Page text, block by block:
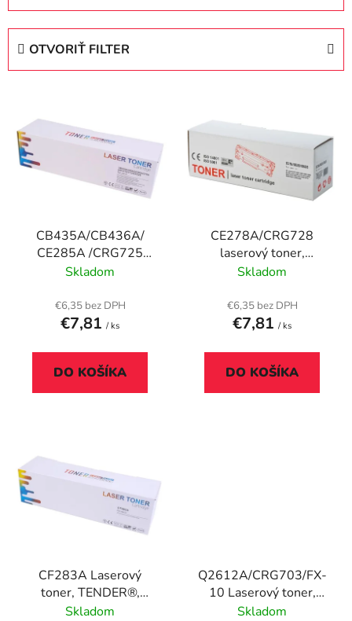
d
o
OTVORIŤ FILTER
p
CB435A/CB436A/
CE285A /CRG725
Laserový toner,
čierna, 2k
Skladom
€6,35 bez DPH
€7,81 / ks
DO KOŠÍKA
CE278A/CRG728
laserový toner,
univerzálny, TENDER®,
Skladom
€6,35 bez DPH
€7,81 / ks
DO KOŠÍKA
CF283A Laserový
toner, TENDER®,
čierny, 1,5k
Skladom
Q2612A/CRG703/FX-
10 Laserový toner,
univerzálny, TENDER®,
Skladom